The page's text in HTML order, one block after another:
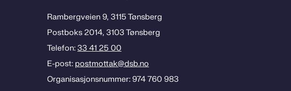
Rambergveien 9, 3115 Tønsberg
Postboks 2014, 3103 Tønsberg
Telefon: 33 41 25 00
E-post: postmottak­@dsb.no
Organisasjonsnummer: 974 760 983